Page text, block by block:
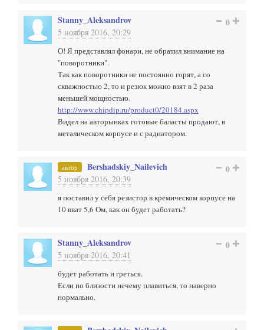
Stanny_Aleksandrov
5 ноября 2016, 20:29
0
О! Я представлял фонари, не обратил внимание на
"поворотники".
Так как поворотники не постоянно горят, а со
скважностью 2, то и резюк можно взят в 2 раза
меньшей мощностью.
http://www.chipdip.ru/product0/20184.aspx
Видел на авторынках готовые баласты продают, в
металическом корпусе и с радиатором.
автор Bershadskiy_Nailevich
5 ноября 2016, 20:39
0
я поставил у себя резистор в кремическом корпусе на
10 вват 5,6 Ом, как он будет работать?
Stanny_Aleksandrov
5 ноября 2016, 20:41
0
будет работать и греться.
Если по близости нечему плавиться, то наверно
нормально.